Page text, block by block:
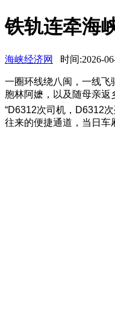
铁轨连牵海
海峡经济网 时间:2026-
一圈环线绕八闽，一线飞
胞林阿嬷，以及随母亲返
“D6312次司机，D6312
往来的便捷通道，当日车